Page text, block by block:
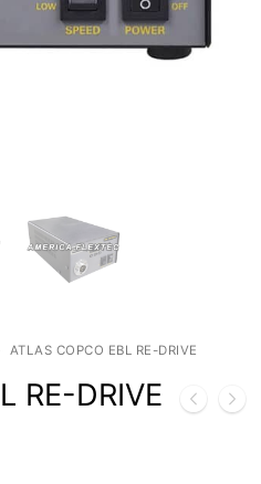
ATLAS COPCO EBL RE-DRIVE
RE-DRIVE